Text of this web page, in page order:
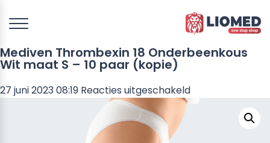
Mediven Thrombexin 18 Onderbeenkous
Wit maat S – 10 paar (kopie)
27 juni 2023 08:19 Reacties uitgeschakeldvoor
Thrombexin